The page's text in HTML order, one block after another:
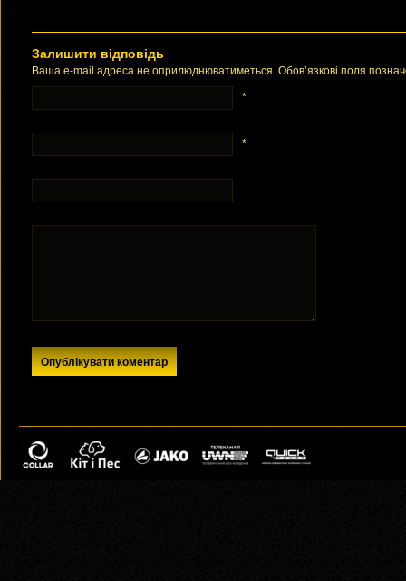
Залишити відповідь
Ваша e-mail адреса не оприлюднюватиметься. Обов’язкові поля
*
*